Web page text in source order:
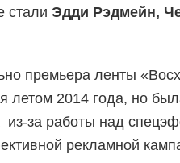
стали Эдди Рэдмейн,
премьера ленты
летом 2014 года, но
из-за работы над
рекламной